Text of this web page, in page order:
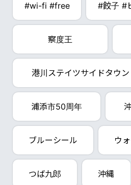
#wi-fi #free #餃子 #
察度王
港川ステイツサイドタウ
浦添市50周年
ブルーシール ウ
つば九郎 沖縄